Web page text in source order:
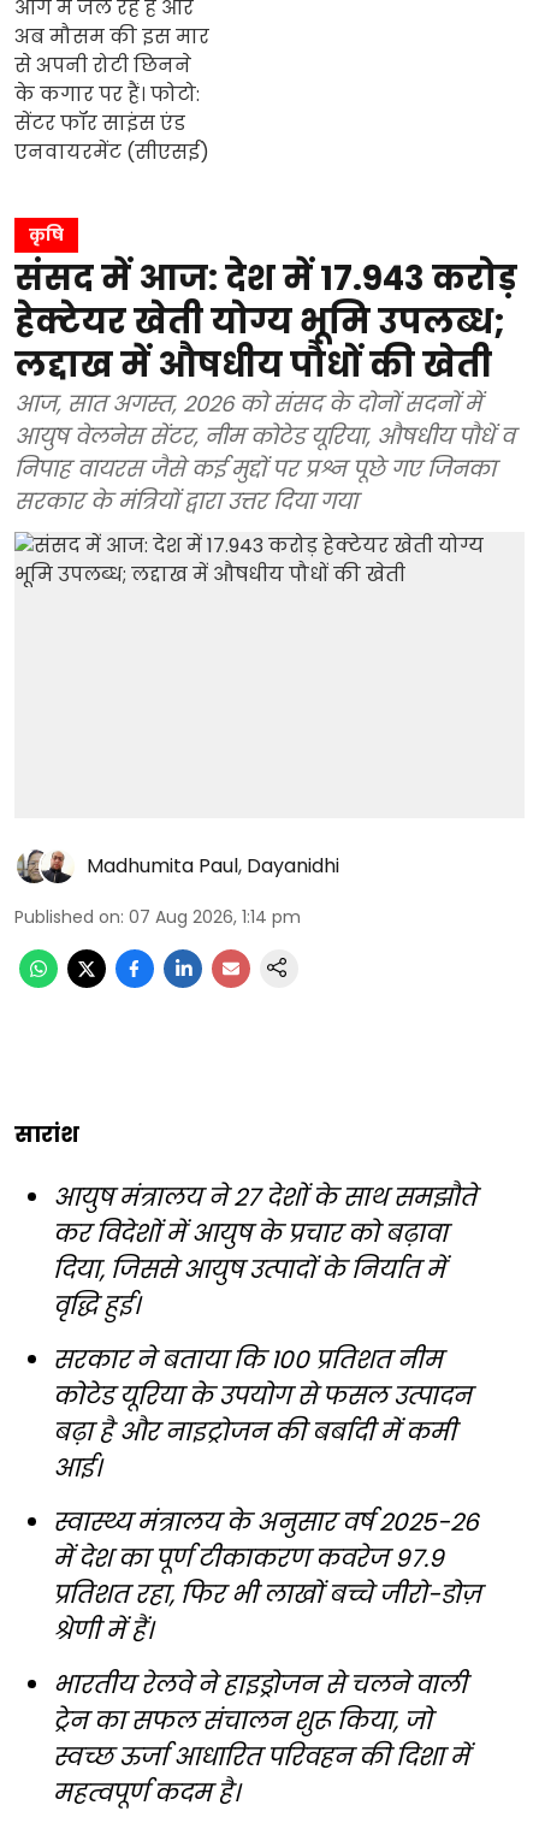
कृषि
संसद में आज: देश में 17.943 करोड़
हेक्टेयर खेती योग्य भूमि उपलब्ध;
लद्दाख में औषधीय पौधों की खेती
आज, सात अगस्त, 2026 को संसद के दोनों सदनों में
आयुष वेलनेस सेंटर, नीम कोटेड यूरिया, औषधीय पौधें व
निपाह वायरस जैसे कई मुद्दों पर प्रश्न पूछे गए जिनका
सरकार के मंत्रियों द्वारा उत्तर दिया गया
Madhumita Paul, Dayanidhi
Published on: 07 Aug 2026, 1:14 pm
सारांश
आयुष मंत्रालय ने 27 देशों के साथ समझौते
कर विदेशों में आयुष के प्रचार को बढ़ावा
दिया, जिससे आयुष उत्पादों के निर्यात में
वृद्धि हुई।
सरकार ने बताया कि 100 प्रतिशत नीम
कोटेड यूरिया के उपयोग से फसल उत्पादन
बढ़ा है और नाइट्रोजन की बर्बादी में कमी
आई।
स्वास्थ्य मंत्रालय के अनुसार वर्ष 2025-26
में देश का पूर्ण टीकाकरण कवरेज 97.9
प्रतिशत रहा, फिर भी लाखों बच्चे जीरो-डोज़
श्रेणी में हैं।
भारतीय रेलवे ने हाइड्रोजन से चलने वाली
ट्रेन का सफल संचालन शुरू किया, जो
स्वच्छ ऊर्जा आधारित परिवहन की दिशा में
महत्वपूर्ण कदम है।